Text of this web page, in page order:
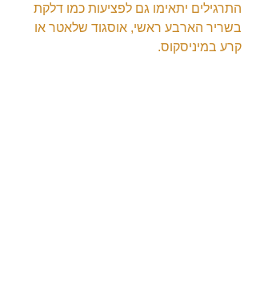
התרגילים יתאימו גם לפציעות כמו דלקת
בשריר הארבע ראשי, אוסגוד שלאטר או
קרע במיניסקוס.